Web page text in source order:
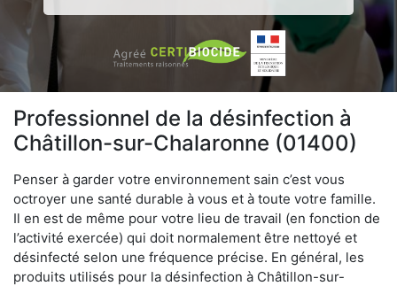
Professionnel de la désinfection à
Châtillon-sur-Chalaronne (01400)
Penser à garder votre environnement sain c’est vous
octroyer une santé durable à vous et à toute votre famille.
Il en est de même pour votre lieu de travail (en fonction de
l’activité exercée) qui doit normalement être nettoyé et
désinfecté selon une fréquence précise. En général, les
produits utilisés pour la désinfection à Châtillon-sur-